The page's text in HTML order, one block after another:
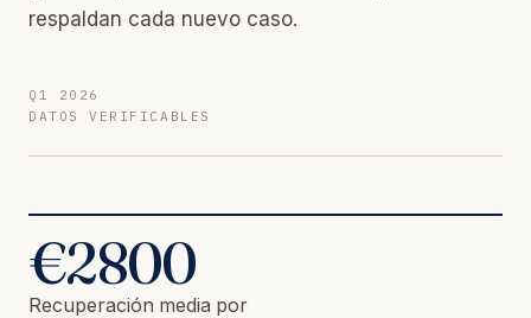
respaldan cada nuevo caso.
Q1 2026
DATOS VERIFICABLES
€2800
Recuperación media por